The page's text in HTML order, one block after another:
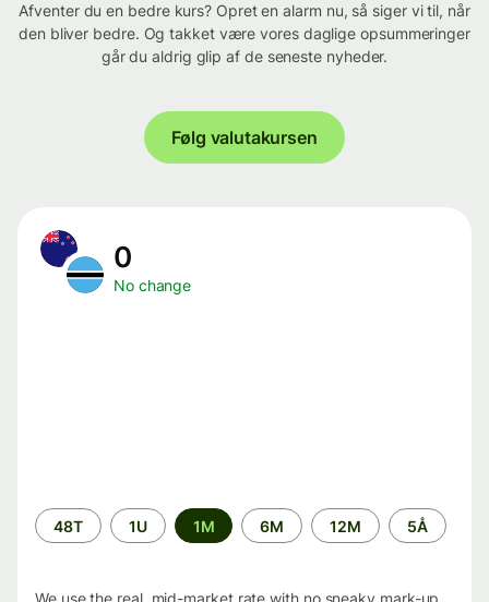
Afventer du en bedre kurs? Opret en alarm nu, så siger vi til, når
den bliver bedre. Og takket være vores daglige opsummeringer
går du aldrig glip af de seneste nyheder.
Følg valutakursen
0
No change
Time
period
48T 1U 1M 6M 12M 5Å